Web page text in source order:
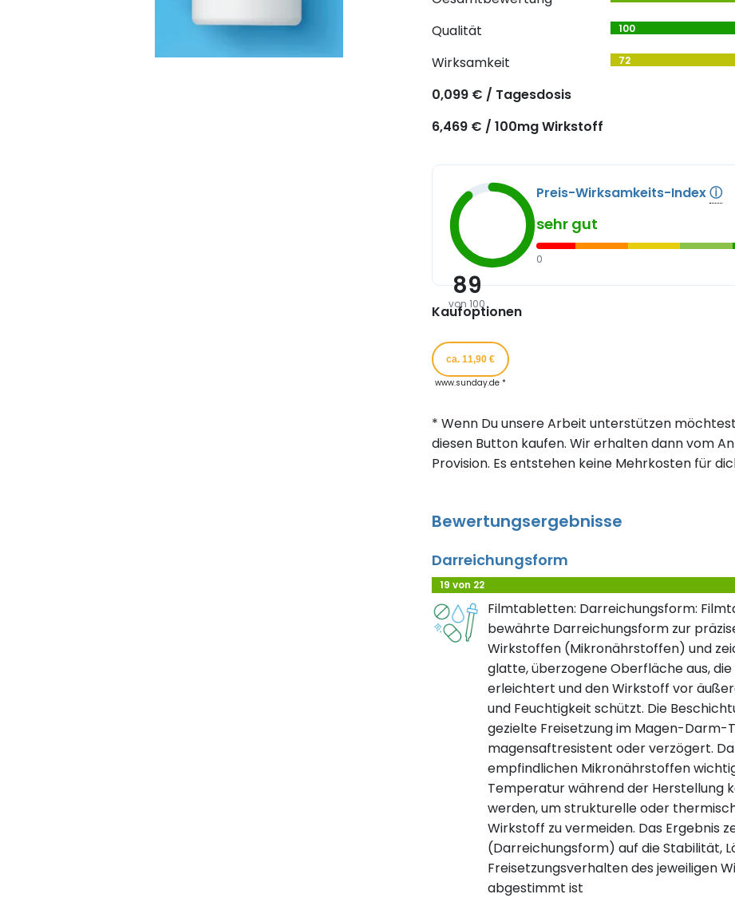
Qualität 100
Wirksamkeit 72
0,099 € / Tagesdosis
6,469 € / 100mg Wirkstoff
89
von 100
Preis-Wirksamkeits-Indexⓘ
sehr gut
0
Kaufoptionen
ca. 11,90 €
www.sunday.de *
* Wenn Du unsere Arbeit unterstützen
diesen Button kaufen. Wir erhalten dann vom
Provision. Es entstehen keine Mehrkosten für
Bewertungsergebnisse
Darreichungsform
19 von 22
Filmtabletten: Darreichungsform:
bewährte Darreichungsform zur
Wirkstoffen (Mikronährstoffen) und
glatte, überzogene Oberfläche aus, die
erleichtert und den Wirkstoff vor
und Feuchtigkeit schützt. Die
gezielte Freisetzung im Magen-
magensaftresistent oder verzögert.
empfindlichen Mikronährstoffen
Temperatur während der Herstellung
werden, um strukturelle oder
Wirkstoff zu vermeiden. Das Ergebnis
(Darreichungsform) auf die Stabilität,
Freisetzungsverhalten des jeweiligen
abgestimmt ist